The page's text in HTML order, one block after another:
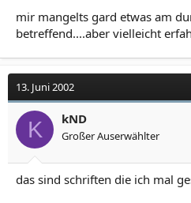
mir mangelts gard etwas am
betreffend....aber vielleicht
13. Juni 2002
K kND
Großer Auserwählter
das sind schriften die ich mal